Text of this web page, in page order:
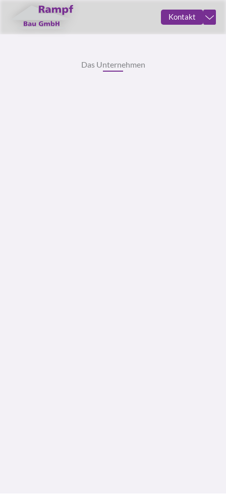
springen
Kontakt
Das Unternehmen